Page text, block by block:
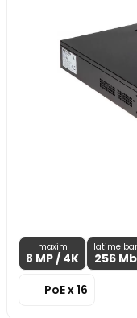
maxim
8 MP/ 4K
latime
256
PoE x 16